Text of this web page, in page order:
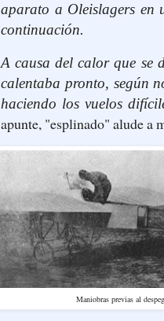
aparato a Oleislagers en
continuación.
A causa del calor que se
calentaba pronto, según
haciendo los vuelos
apunte, "esplinado" alude a
Maniobras previas al